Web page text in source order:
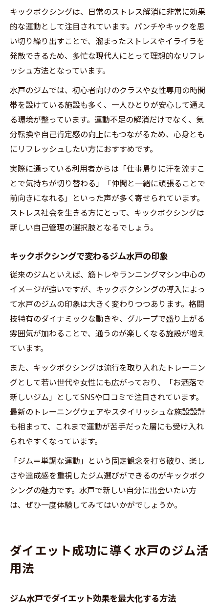
キックボクシングは、日常のストレス解消に非常に効果
的な運動として注目されています。パンチやキックを思
い切り繰り出すことで、溜まったストレスやイライラを
発散できるため、多忙な現代人にとって理想的なリフレ
ッシュ方法となっています。
水戸のジムでは、初心者向けのクラスや女性専用の時間
帯を設けている施設も多く、一人ひとりが安心して通え
る環境が整っています。運動不足の解消だけでなく、気
分転換や自己肯定感の向上にもつながるため、心身とも
にリフレッシュしたい方におすすめです。
実際に通っている利用者からは「仕事帰りに汗を流すこ
とで気持ちが切り替わる」「仲間と一緒に頑張ることで
前向きになれる」といった声が多く寄せられています。
ストレス社会を生きる方にとって、キックボクシングは
新しい自己管理の選択肢となるでしょう。
キックボクシングで変わるジム水戸の印象
従来のジムといえば、筋トレやランニングマシン中心の
イメージが強いですが、キックボクシングの導入によっ
て水戸のジムの印象は大きく変わりつつあります。格闘
技特有のダイナミックな動きや、グループで盛り上がる
雰囲気が加わることで、通うのが楽しくなる施設が増え
ています。
また、キックボクシングは流行を取り入れたトレーニン
グとして若い世代や女性にも広がっており、「お洒落で
新しいジム」としてSNSや口コミで注目されています。
最新のトレーニングウェアやスタイリッシュな施設設計
も相まって、これまで運動が苦手だった層にも受け入れ
られやすくなっています。
「ジム＝単調な運動」という固定観念を打ち破り、楽し
さや達成感を重視したジム選びができるのがキックボク
シングの魅力です。水戸で新しい自分に出会いたい方
は、ぜひ一度体験してみてはいかがでしょうか。
ダイエット成功に導く水戸のジム活
用法
ジム水戸でダイエット効果を最大化する方法